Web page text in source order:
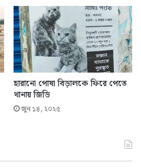
হারানো পোষা বিড়ালকে ফিরে পেতে
থানায় জিডি
জুন ১৪, ২০২৫